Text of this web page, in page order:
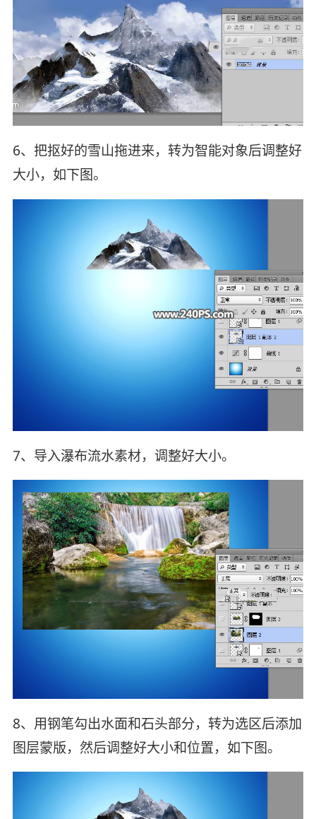
6、把抠好的雪山拖进来，转为智能对象后调整好
大小，如下图。
7、导入瀑布流水素材，调整好大小。
8、用钢笔勾出水面和石头部分，转为选区后添加
图层蒙版，然后调整好大小和位置，如下图。